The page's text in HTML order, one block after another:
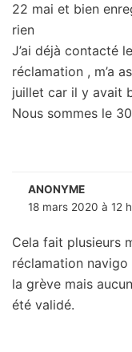
22 mai et bien
rien
J’ai déjà contacté
réclamation , m’a
juillet car il y avait
Nous sommes le
ANONYME
18 mars 2020 à 12
Cela fait plusieurs
réclamation
la grève mais
été validé.